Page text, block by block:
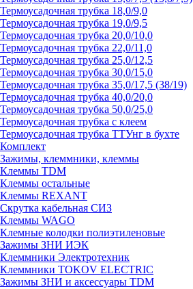
Термоусадочная трубка 18,0/9,0
Термоусадочная трубка 19,0/9,5
Термоусадочная трубка 20,0/10,0
Термоусадочная трубка 22,0/11,0
Термоусадочная трубка 25,0/12,5
Термоусадочная трубка 30,0/15,0
Термоусадочная трубка 35,0/17,5 (38/19)
Термоусадочная трубка 40,0/20,0
Термоусадочная трубка 50,0/25,0
Термоусадочная трубка с клеем
Термоусадочная трубка ТТУнг в бухте
Комплект
Зажимы, клеммники, клеммы
Клеммы TDM
Клеммы остальные
Клеммы REXANT
Скрутка кабельная СИЗ
Клеммы WAGO
Клемные колодки полиэтиленовые
Зажимы ЗНИ ИЭК
Клеммники Электротехник
Клеммники TOKOV ELECTRIC
Зажимы ЗНИ и аксессуары TDM